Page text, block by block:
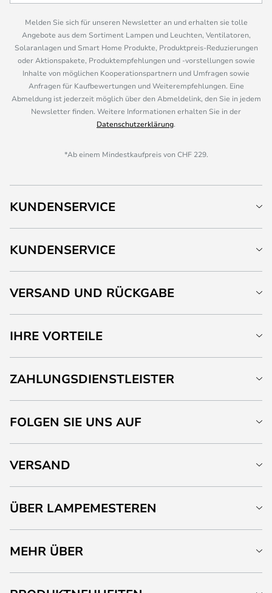
Melden Sie sich für unseren Newsletter an und erhalten sie tolle
Angebote aus dem Sortiment Lampen und Leuchten, Ventilatoren,
Solaranlagen und Smart Home Produkte, Produktpreis-Reduzierungen
oder Aktionspakete, Produktempfehlungen und -vorstellungen sowie
Inhalte von möglichen Kooperationspartnern und Umfragen sowie
Anfragen für Kaufbewertungen und Weiterempfehlungen. Eine
Abmeldung ist jederzeit möglich über den Abmeldelink, den Sie in jedem
Newsletter finden. Weitere Informationen erhalten Sie in der
Datenschutzerklärung.
*Ab einem Mindestkaufpreis von CHF 229.
KUNDENSERVICE
KUNDENSERVICE
VERSAND UND RÜCKGABE
IHRE VORTEILE
ZAHLUNGSDIENSTLEISTER
FOLGEN SIE UNS AUF
VERSAND
ÜBER LAMPEMESTEREN
MEHR ÜBER